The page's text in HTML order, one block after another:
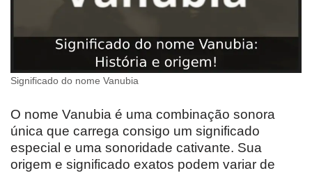
Significado do nome Vanubia
O nome Vanubia é uma combinação sonora
única que carrega consigo um significado
especial e uma sonoridade cativante. Sua
origem e significado exatos podem variar de